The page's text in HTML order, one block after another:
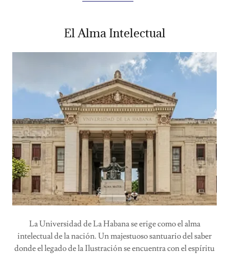
El Alma Intelectual
La Universidad de La Habana se erige como el alma
intelectual de la nación. Un majestuoso santuario del saber
donde el legado de la Ilustración se encuentra con el espíritu